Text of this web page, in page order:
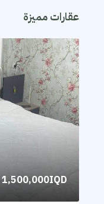
عقارات مميزة
1,500,000IQD